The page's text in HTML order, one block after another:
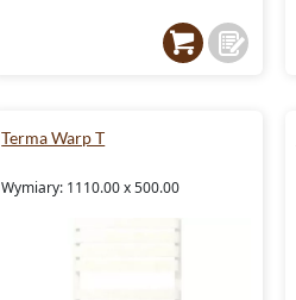
Terma Warp T
Wymiary: 1110.00 x 500.00